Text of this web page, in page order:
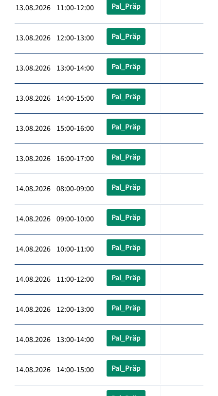
13.08.2026 11:00-12:00 Pal_Präp
13.08.2026 12:00-13:00 Pal_Präp
13.08.2026 13:00-14:00 Pal_Präp
13.08.2026 14:00-15:00 Pal_Präp
13.08.2026 15:00-16:00 Pal_Präp
13.08.2026 16:00-17:00 Pal_Präp
14.08.2026 08:00-09:00 Pal_Präp
14.08.2026 09:00-10:00 Pal_Präp
14.08.2026 10:00-11:00 Pal_Präp
14.08.2026 11:00-12:00 Pal_Präp
14.08.2026 12:00-13:00 Pal_Präp
14.08.2026 13:00-14:00 Pal_Präp
14.08.2026 14:00-15:00 Pal_Präp